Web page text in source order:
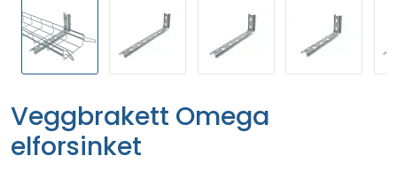
Veggbrakett Omega
elforsinket